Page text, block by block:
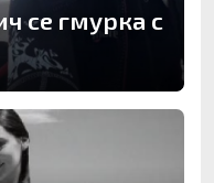
се гмурка с